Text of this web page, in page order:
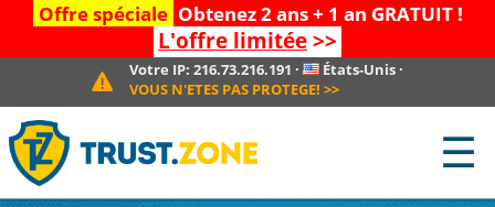
Offre spéciale Obtenez 2 ans + 1 an GRATUIT !
L'offre limitée>>
Votre IP: 216.73.216.191 · États-Unis ·
VOUS N'ETES PAS PROTEGE! >>
☰